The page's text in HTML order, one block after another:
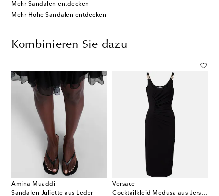
Mehr Sandalen entdecken
Mehr Hohe Sandalen entdecken
Kombinieren Sie dazu
Amina Muaddi
Sandalen Juliette aus Leder
Versace
Cocktailkleid Medusa aus Jersey